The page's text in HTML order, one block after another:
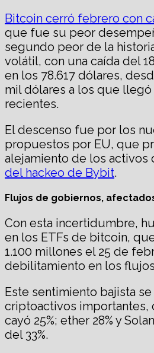
Bitcoin cerró febrero con
que fue su peor
segundo peor de la
volátil, con una caída del
en los 78.617 dólares,
mil dólares a los que llegó
recientes.
El descenso fue por los
propuestos por EU, que
alejamiento de los activos
del hackeo de Bybit.
Flujos de gobiernos,
Con esta incertidumbre,
en los ETFs de bitcoin,
1.100 millones el 25 de
debilitamiento en los
Este sentimiento bajista
criptoactivos importantes,
cayó 25%; ether 28% y
del 33%.